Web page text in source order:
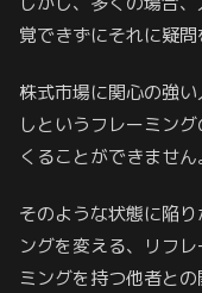
覚できずにそれに疑問
株式市場に関心の強
しというフレーミン
くることができません
そのような状態に陥
ングを変える、リフ
ミングを持つ他者と